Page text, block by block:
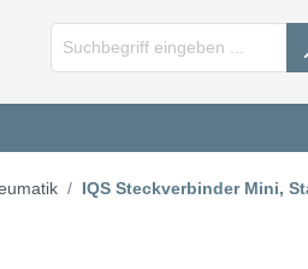
IQS Steckverbinder Mini,